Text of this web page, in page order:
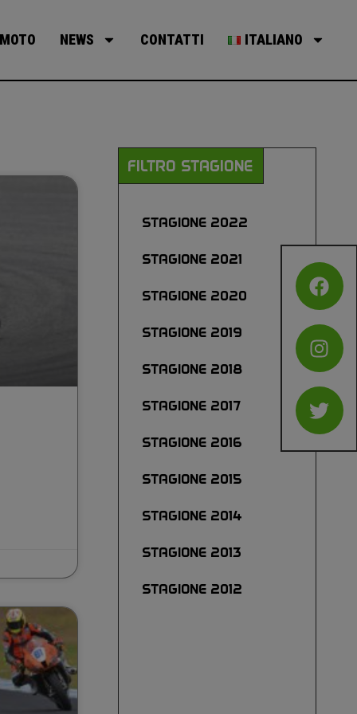
NEWS CONTATTI ITALIANO
FILTRO STAGIONE
STAGIONE 2022
STAGIONE 2021
STAGIONE 2020
STAGIONE 2019
STAGIONE 2018
STAGIONE 2017
STAGIONE 2016
STAGIONE 2015
STAGIONE 2014
STAGIONE 2013
STAGIONE 2012